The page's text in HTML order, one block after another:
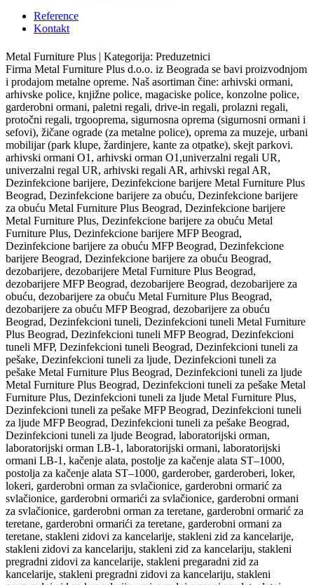
Reference
Kontakt
Metal Furniture Plus | Kategorija: Preduzetnici
Firma Metal Furniture Plus d.o.o. iz Beograda se bavi proizvodnjom
i prodajom metalne opreme. Naš asortiman čine: arhivski ormani,
arhivske police, knjižne police, magaciske police, konzolne police,
garderobni ormani, paletni regali, drive-in regali, prolazni regali,
protočni regali, trgooprema, sigurnosna oprema (sigurnosni ormani i
sefovi), žičane ograde (za metalne police), oprema za muzeje, urbani
mobilijar (park klupe, žardinjere, kante za otpatke), skejt parkovi.
arhivski ormani O1, arhivski orman O1,univerzalni regali UR,
univerzalni regal UR, arhivski regali AR, arhivski regal AR,
Dezinfekcione barijere, Dezinfekcione barijere Metal Furniture Plus
Beograd, Dezinfekcione barijere za obuću, Dezinfekcione barijere
za obuću Metal Furniture Plus Beograd, Dezinfekcione barijere
Metal Furniture Plus, Dezinfekcione barijere za obuću Metal
Furniture Plus, Dezinfekcione barijere MFP Beograd,
Dezinfekcione barijere za obuću MFP Beograd, Dezinfekcione
barijere Beograd, Dezinfekcione barijere za obuću Beograd,
dezobarijere, dezobarijere Metal Furniture Plus Beograd,
dezobarijere MFP Beograd, dezobarijere Beograd, dezobarijere za
obuću, dezobarijere za obuću Metal Furniture Plus Beograd,
dezobarijere za obuću MFP Beograd, dezobarijere za obuću
Beograd, Dezinfekcioni tuneli, Dezinfekcioni tuneli Metal Furniture
Plus Beograd, Dezinfekcioni tuneli MFP Beograd, Dezinfekcioni
tuneli MFP, Dezinfekcioni tuneli Beograd, Dezinfekcioni tuneli za
pešake, Dezinfekcioni tuneli za ljude, Dezinfekcioni tuneli za
pešake Metal Furniture Plus Beograd, Dezinfekcioni tuneli za ljude
Metal Furniture Plus Beograd, Dezinfekcioni tuneli za pešake Metal
Furniture Plus, Dezinfekcioni tuneli za ljude Metal Furniture Plus,
Dezinfekcioni tuneli za pešake MFP Beograd, Dezinfekcioni tuneli
za ljude MFP Beograd, Dezinfekcioni tuneli za pešake Beograd,
Dezinfekcioni tuneli za ljude Beograd, laboratorijski orman,
laboratorijski orman LB-1, laboratorijski ormani, laboratorijski
ormani LB-1, kačenje alata, postolje za kačenje alata ST–1000,
postolja za kačenje alata ST–1000, garderober, garderoberi, loker,
lokeri, garderobni orman za svlačionice, garderobni ormarić za
svlačionice, garderobni ormarići za svlačionice, garderobni ormani
za svlačionice, garderobni orman za teretane, garderobni ormarić za
teretane, garderobni ormarići za teretane, garderobni ormani za
teretane, stakleni zidovi za kancelarije, stakleni zid za kancelarije,
stakleni zidovi za kancelariju, stakleni zid za kancelariju, stakleni
pregradni zidovi za kancelarije, stakleni pregaradni zid za
kancelarije, stakleni pregradni zidovi za kancelariju, stakleni